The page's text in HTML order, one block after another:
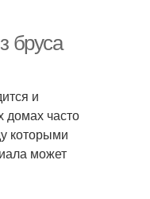
бруса
и
домах часто
которыми
может